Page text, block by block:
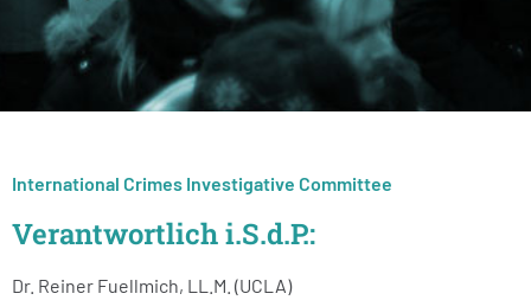
International Crimes Investigative Committee
Verantwortlich i.S.d.P.:
Dr. Reiner Fuellmich, LL.M. (UCLA)